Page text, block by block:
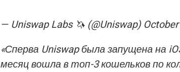
— Uniswap Labs 🦄 (@Uniswap)
«Сперва Uniswap была запущена на
месяц вошла в топ-3 кошельков по